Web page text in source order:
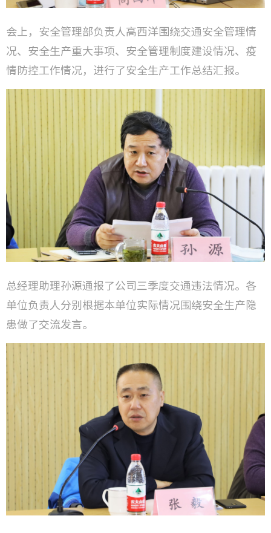
会上，安全管理部负责人高西洋围绕交通安全管理情
况、安全生产重大事项、安全管理制度建设情况、疫
情防控工作情况，进行了安全生产工作总结汇报。
总经理助理孙源通报了公司三季度交通违法情况。各
单位负责人分别根据本单位实际情况围绕安全生产隐
患做了交流发言。